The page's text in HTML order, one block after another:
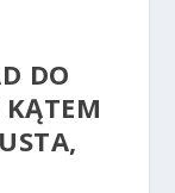
DO
KĄTEM